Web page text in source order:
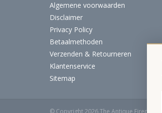
Algemene voorwaarden
Disclaimer
Privacy Policy
Betaalmethoden
Verzenden & Retourneren
Klantenservice
Sitemap